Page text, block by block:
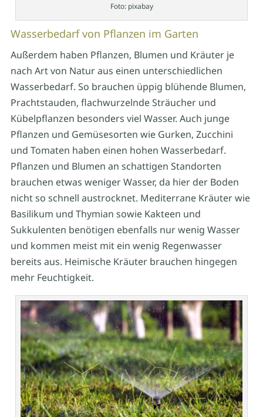
Foto: pixabay
Wasserbedarf von Pflanzen im Garten
Außerdem haben Pflanzen, Blumen und Kräuter je
nach Art von Natur aus einen unterschiedlichen
Wasserbedarf. So brauchen üppig blühende Blumen,
Prachtstauden, flachwurzelnde Sträucher und
Kübelpflanzen besonders viel Wasser. Auch junge
Pflanzen und Gemüsesorten wie Gurken, Zucchini
und Tomaten haben einen hohen Wasserbedarf.
Pflanzen und Blumen an schattigen Standorten
brauchen etwas weniger Wasser, da hier der Boden
nicht so schnell austrocknet. Mediterrane Kräuter wie
Basilikum und Thymian sowie Kakteen und
Sukkulenten benötigen ebenfalls nur wenig Wasser
und kommen meist mit ein wenig Regenwasser
bereits aus. Heimische Kräuter brauchen hingegen
mehr Feuchtigkeit.